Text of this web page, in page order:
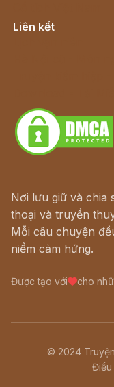
Liên kết
Nơi lưu giữ và chia
thoại và truyền
Mỗi câu chuyện
niềm cảm hứng.
Được tạo với cho
© 2024
Điều